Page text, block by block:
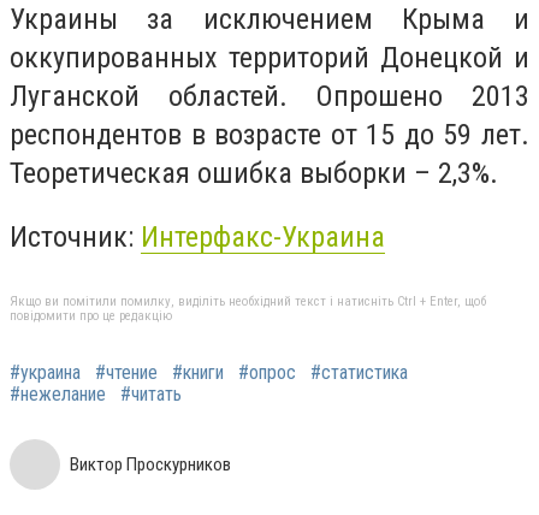
Украины за исключением Крыма и
оккупированных территорий Донецкой и
Луганской областей. Опрошено 2013
респондентов в возрасте от 15 до 59 лет.
Теоретическая ошибка выборки – 2,3%.
Источник: Интерфакс-Украина
Якщо ви помітили помилку, виділіть необхідний текст і натисніть Ctrl + Enter, щоб
повідомити про це редакцію
#украина #чтение #книги #опрос
#статистика
#нежелание
#читать
Виктор Проскурников